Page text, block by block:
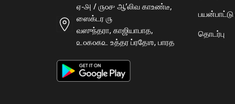
ஏ-௮ / ௫௦௪ ஆʼலிவ காஉண்டீ,
ஸைக்டர ௫
வஸுந்தரா, காஜியாபாத,
௨௦௧௦௧௨ உத்தர ப்ரதேஶ, பாரத
தொடர்பு